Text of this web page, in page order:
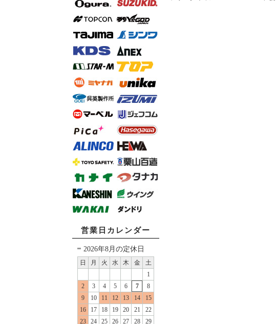
営業日カレンダー
2026年8月の定休日
日 月 火 水 木 金
土
1
2
3 4 5 6 7
8
9
10 11 12 13 14
15
16
17 18 19 20 21
22
23
24 25 26 27 28 29